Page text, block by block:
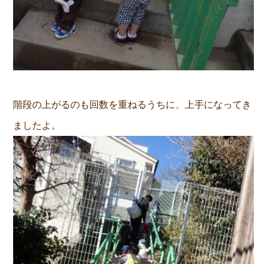
階段の上がるのも回数を重ねるうちに、上手になってき
ましたよ。